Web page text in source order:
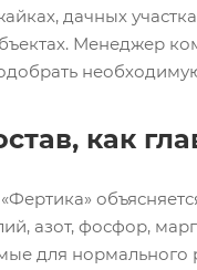
дачных
Менеджер
как
азот, фосфор,
для нормального